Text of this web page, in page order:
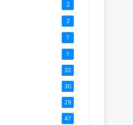
2
2
1
1
32
30
29
47